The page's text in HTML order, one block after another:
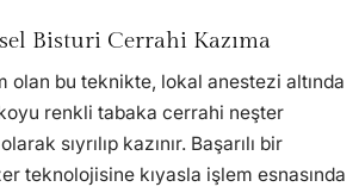
Bisturi Cerrahi Kazıma
olan bu teknikte, lokal anestezi altında
renkli tabaka cerrahi neşter
sıyrılıp kazınır. Başarılı bir
teknolojisine kıyasla işlem esnasında